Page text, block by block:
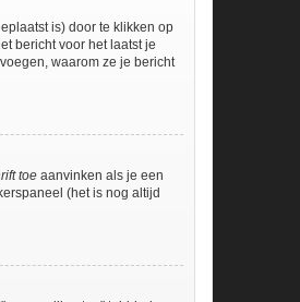
is) door te klikken op
bericht voor het laatst je
waarom ze je bericht
toe aanvinken als je een
(het is nog altijd